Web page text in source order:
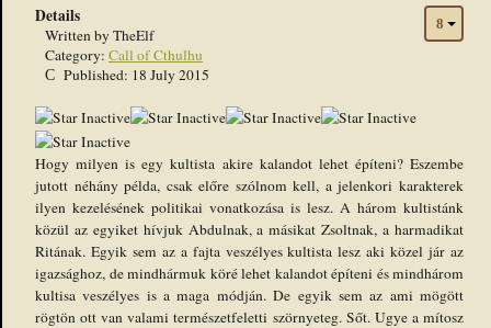
Details
Written byTheElf
Category: Call of Cthulhu
Published: 18 July 2015
Hogy milyen is egy kultista akire kalandot lehet építeni? Eszembe
jutott néhány példa, csak előre szólnom kell, a jelenkori karakterek
ilyen kezelésének politikai vonatkozása is lesz. A három kultistánk
közül az egyiket hívjuk Abdulnak, a másikat Zsoltnak, a harmadikat
Ritának. Egyik sem az a fajta veszélyes kultista lesz aki közel jár az
igazsághoz, de mindhármuk köré lehet kalandot építeni és mindhárom
kultisa veszélyes is a maga módján. De egyik sem az ami mögött
rögtön ott van valami természetfeletti szörnyeteg. Sőt. Ugye a mítosz